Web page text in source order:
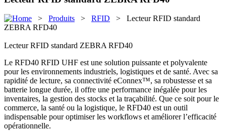
> Produits > RFID > Lecteur RFID standard
ZEBRA RFD40
Lecteur RFID standard ZEBRA RFD40
Le RFD40 RFID UHF est une solution puissante et polyvalente
pour les environnements industriels, logistiques et de santé. Avec sa
rapidité de lecture, sa connectivité eConnex™, sa robustesse et sa
batterie longue durée, il offre une performance inégalée pour les
inventaires, la gestion des stocks et la traçabilité. Que ce soit pour le
commerce, la santé ou la logistique, le RFD40 est un outil
indispensable pour optimiser les workflows et améliorer l’efficacité
opérationnelle.